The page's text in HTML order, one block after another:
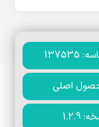
137535
اصلی
1.2.9